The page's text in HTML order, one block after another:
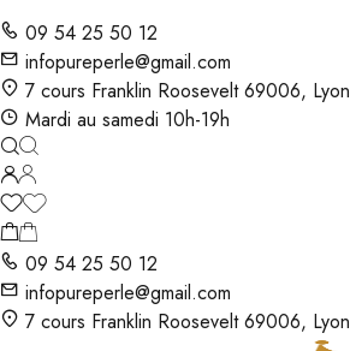
09 54 25 50 12
infopureperle@gmail.com
7 cours Franklin Roosevelt 69006, Lyon
Mardi au samedi 10h-19h
09 54 25 50 12
infopureperle@gmail.com
7 cours Franklin Roosevelt 69006, Lyon